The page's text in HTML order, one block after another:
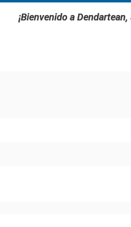
¡Bienvenido a Dendartean,